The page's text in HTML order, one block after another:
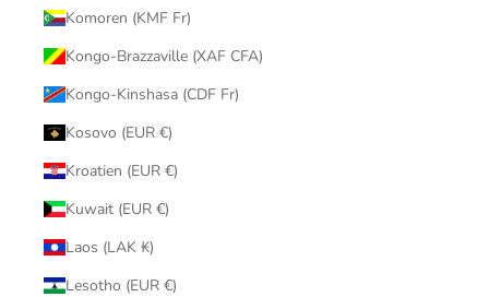
Komoren (KMF Fr)
Kongo-Brazzaville (XAF CFA)
Kongo-Kinshasa (CDF Fr)
Kosovo (EUR €)
Kroatien (EUR €)
Kuwait (EUR €)
Laos (LAK ₭)
Lesotho (EUR €)